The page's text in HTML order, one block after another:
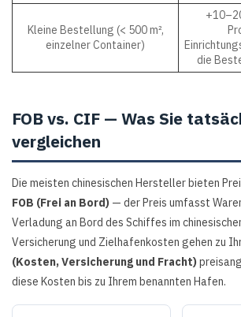
Kleine Bestellung (< 500 m²,
einzelner Container)
die
FOB vs. CIF — Was Sie
vergleichen
Die meisten chinesischen Hersteller bieten
FOB (Frei an Bord) — der Preis umfasst
Verladung an Bord des Schiffes im
Versicherung und Zielhafenkosten gehen zu
(Kosten, Versicherung und Fracht)
diese Kosten bis zu Ihrem benannten Hafen.